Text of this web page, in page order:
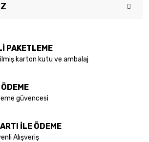
ürüne ilk yorumu siz yapın!
teşekkür ederiz.
eksik bilgiler bulunuyor.
bulunuyor.
alternatifler olmalı.
PAKETLEME
karton kutu ve ambalaj
güvencesi
İLE ÖDEME
Alışveriş